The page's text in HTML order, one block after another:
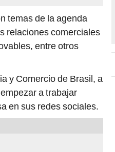
temas de la agenda
relaciones comerciales
entre otros
a trabajar
en sus redes sociales.